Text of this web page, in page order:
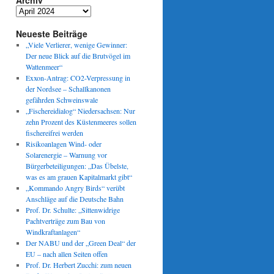
Archiv
Neueste Beiträge
„Viele Verlierer, wenige Gewinner:
Der neue Blick auf die Brutvögel im
Wattenmeer“
Exxon-Antrag: CO2-Verpressung in
der Nordsee – Schallkanonen
gefährden Schweinswale
„Fischereidialog“ Niedersachsen: Nur
zehn Prozent des Küstenmeeres sollen
fischereifrei werden
Risikoanlagen Wind- oder
Solarenergie – Warnung vor
Bürgerbeteiligungen: „Das Übelste,
was es am grauen Kapitalmarkt gibt“
„Kommando Angry Birds“ verübt
Anschläge auf die Deutsche Bahn
Prof. Dr. Schulte: „Sittenwidrige
Pachtverträge zum Bau von
Windkraftanlagen“
Der NABU und der „Green Deal“ der
EU – nach allen Seiten offen
Prof. Dr. Herbert Zucchi: zum neuen